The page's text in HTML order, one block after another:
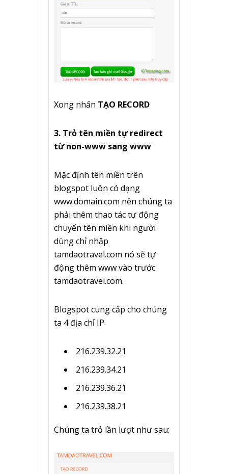
Xong nhấn TẠO RECORD
3. Trỏ tên miền tự redirect
từ non-www sang www
Mặc định tên miền trên
blogspot luôn có dạng
www.domain.com nên chúng ta
phải thêm thao tác tự động
chuyển tên miền khi người
dùng chỉ nhập
tamdaotravel.com nó sẽ tự
động thêm www vào trước
tamdaotravel.com.
Blogspot cung cấp cho chúng
ta 4 địa chỉ IP
216.239.32.21
216.239.34.21
216.239.36.21
216.239.38.21
Chúng ta trỏ lần lượt như sau: